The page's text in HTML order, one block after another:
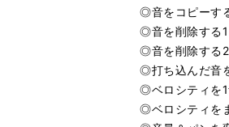
◎音をコピーす
◎音を削除する1
◎音を削除する2
◎打ち込んだ音
◎ベロシティを
◎ベロシティを